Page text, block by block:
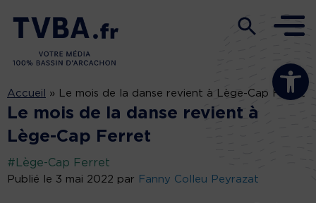
Ouvrir la
Accueil » Le mois de la danse revient à Lège-Cap Ferret
Le mois de la danse revient à
Lège-Cap Ferret
#Lège-Cap Ferret
Publié le 3 mai 2022 par Fanny Colleu Peyrazat